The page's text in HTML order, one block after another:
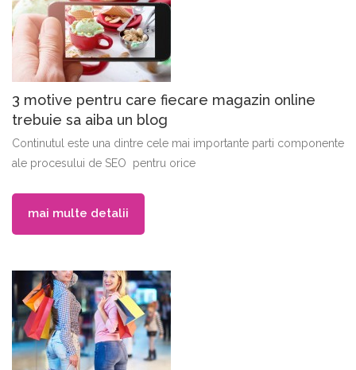
3 motive pentru care fiecare magazin online
trebuie sa aiba un blog
Continutul este una dintre cele mai importante parti componente
ale procesului de SEO pentru orice
mai multe detalii